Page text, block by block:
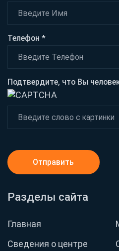
Разделы сайта
Главная
Сведения о центре
Телефон *
Подтвердите, что Вы
Отправить